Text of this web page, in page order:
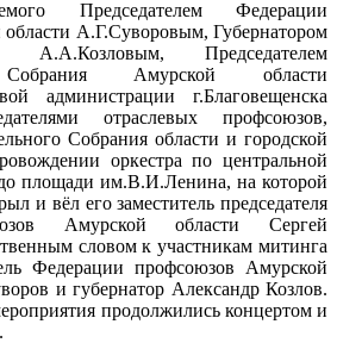
Председателем Федерации
А.Г.Суворовым, Губернатором
А.А.Козловым, Председателем
Собрания Амурской области
администрации г.Благовещенска
отраслевых профсоюзов,
Собрания области и городской
оркестра по центральной
площади им.В.И.Ленина, на которой
и вёл его заместитель председателя
Амурской области Сергей
словом к участникам митинга
Федерации профсоюзов Амурской
и губернатор Александр Козлов.
продолжились концертом и